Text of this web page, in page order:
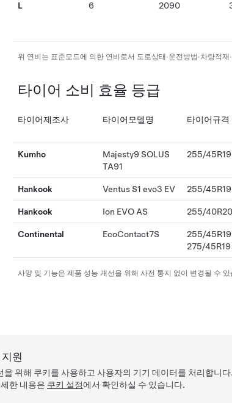
L 6 2090
위 연비는 표준모드에 의한 연비로서 도로상태·운전방법·차량적
타이어 소비 효율 등급
타이어제조사 타이어모델명 타이어규격
Kumho
Majesty9 SOLUS
TA91
255/45R19
Hankook Ventus S1 evo3 EV 255/45R19
Hankook Ion EVO AS 255/40R20
Continental EcoContact7S
255/45R19
275/45R19
사양 및 기능은 제품 성능 개선을 위해 사전 통지 없이 변경될 수 있
원
위해 쿠키를 사용하고 사용자의 기기 데이터를 처리합니다
한 내용은 쿠키 설정에서 확인하실 수 있습니다.